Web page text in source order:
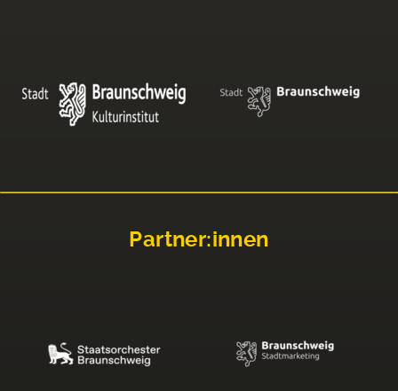
Partner:innen